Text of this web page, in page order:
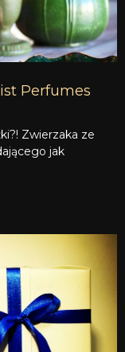
Perfumes
Zwierzaka ze
jak